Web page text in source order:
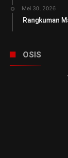
Mei 30, 2026
Rangkuman
OSIS